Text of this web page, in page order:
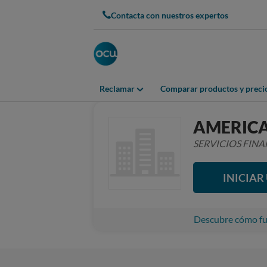
Contacta con nuestros expertos
Reclamar Comparar productos y
SERVICIOS
INICIAR
Descubre cómo